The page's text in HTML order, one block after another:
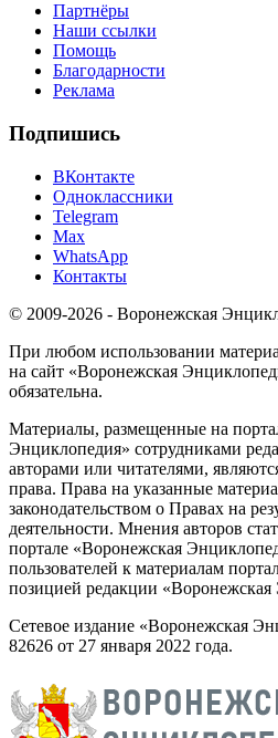
Партнёры
Наши ссылки
Помощь
Благодарности
Реклама
Подпишись
ВКонтакте
Одноклассники
Telegram
Max
WhatsApp
Контакты
© 2009-2026 - Воронежская
При любом использовании
на сайт «Воронежская
обязательна.
Материалы, размещенные на
Энциклопедия» сотрудниками
авторами или читателями,
права. Права на указанные
законодательством о Правах на
деятельности. Мнения авторов
портале «Воронежская
пользователей к материалам
позицией редакции
Сетевое издание «Воронежская
82626 от 27 января 2022 года.